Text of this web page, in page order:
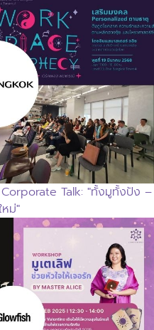
Talk: "ทั้งมูทั้งปัง –
ม่"